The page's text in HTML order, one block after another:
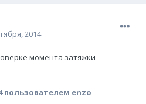
2014
момента затяжки
пользователем enzo